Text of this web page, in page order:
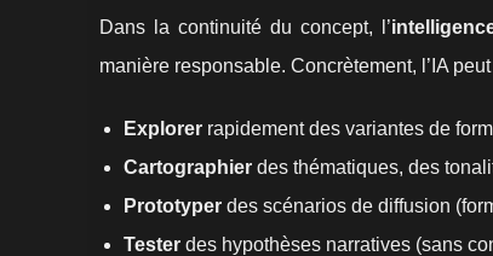
Dans la continuité du concept, l’
manière responsable. Concrètement, l’IA
Explorer rapidement des variantes de
Cartographier des thématiques, des
Prototyper des scénarios de diffusion
Tester des hypothèses narratives (sans